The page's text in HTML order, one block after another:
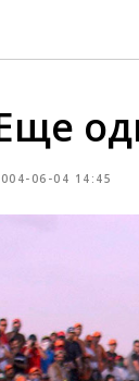
06-04 14:45